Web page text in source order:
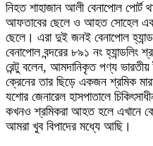
নিহত শাহাজান আলী বেনাপোল পোর্ট
আফতাবের ছেলে ও আহত সোহেল একই
ছেলে। এরা দুই জনই বেনাপোল
বেনাপোল বন্দরের ৮৯১ নং হ্যান্ডলিং
রেন্টু বলেন, আমদানিকৃত পণ্য
ক্রেনের তার ছিড়ে একজন শ্রমিক
যশোর জেনারেল হাসপাতালে
কখনও শ্রমিকরা আহত হলে এখানে
আমরা খুব বিপাদের মধ্যে আছি।